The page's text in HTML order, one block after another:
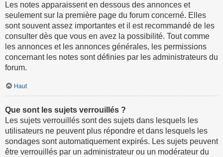
Les notes apparaissent en dessous des annonces et
seulement sur la première page du forum concerné. Elles
sont souvent assez importantes et il est recommandé de les
consulter dès que vous en avez la possibilité. Tout comme
les annonces et les annonces générales, les permissions
concernant les notes sont définies par les administrateurs du
forum.
Haut
Que sont les sujets verrouillés ?
Les sujets verrouillés sont des sujets dans lesquels les
utilisateurs ne peuvent plus répondre et dans lesquels les
sondages sont automatiquement expirés. Les sujets peuvent
être verrouillés par un administrateur ou un modérateur du